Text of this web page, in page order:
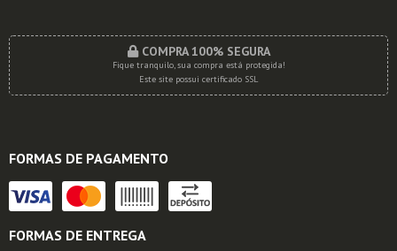
COMPRA 100% SEGURA
Fique tranquilo, sua compra está protegida!
Este site possui certificado SSL
FORMAS DE PAGAMENTO
FORMAS DE ENTREGA